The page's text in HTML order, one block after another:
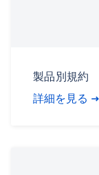
製品別規約
詳細を見る